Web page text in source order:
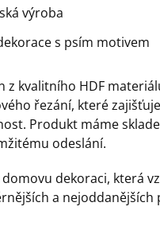
výroba
s psím motivem
z kvalitního HDF
řezání, které
Produkt máme
odeslání.
dekoraci, která
a nejoddanějších